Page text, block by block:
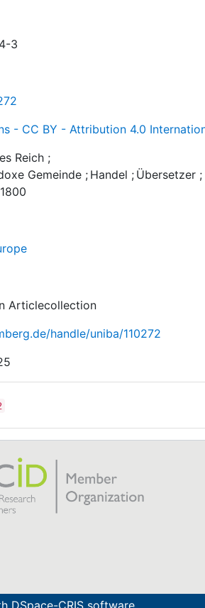
3
- CC BY - Attribution 4.0
Reich ;
Gemeinde ; Handel ; Übersetzer ;
Articlecollection
handle/uniba/110272
DSpace-CRIS software